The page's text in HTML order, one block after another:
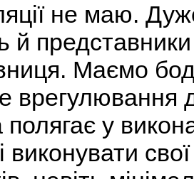
не маю.
й
Маємо
врегулювання
у
виконувати